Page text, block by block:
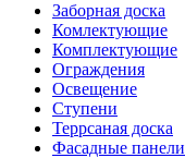
Заборная доска
Комлектующие
Комплектующие
Ограждения
Освещение
Ступени
Террсаная доска
Фасадные панели